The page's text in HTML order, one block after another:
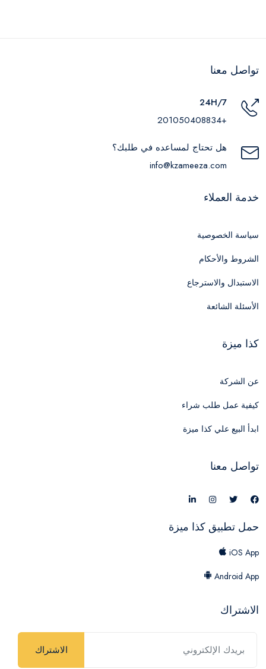
تواصل معنا
24H/7
+201050408834
هل تحتاج لمساعده في طلبك؟
info@kzameeza.com
خدمة العملاء
سياسة الخصوصية
الشروط والأحكام
الاستبدال والاسترجاع
الأسئلة الشائعة
كذا ميزة
عن الشركة
كيفية عمل طلب شراء
ابدأ البيع علي كذا ميزة
تواصل معنا
حمل تطبيق كذا ميزة
iOS App
Android App
الاشتراك
الاشتراك